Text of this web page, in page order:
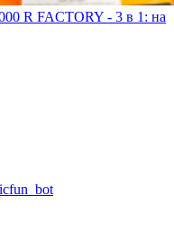
R FACTORY - 3 в 1: на